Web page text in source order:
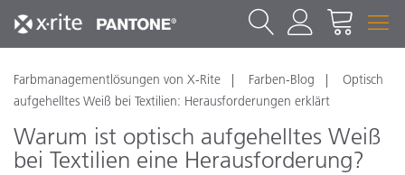
Farbmanagementlösungen von X-Rite Farben-Blog
Optisch
aufgehelltes Weiß bei Textilien: Herausforderungen erklärt
Warum ist optisch aufgehelltes Weiß
bei Textilien eine Herausforderung?